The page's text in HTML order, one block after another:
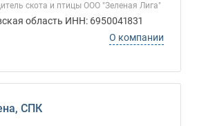
скота и птицы ООО "Зеленая Лига"
область ИНН: 6950041831
О компании
СПК